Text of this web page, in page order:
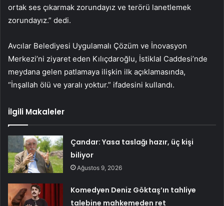
ortak ses çıkarmak zorundayız ve terörü lanetlemek
zorundayız.” dedi.
Avcılar Belediyesi Uygulamalı Çözüm ve İnovasyon
Merkezi’ni ziyaret eden Kılıçdaroğlu, İstiklal Caddesi’nde
meydana gelen patlamaya ilişkin ilk açıklamasında,
“İnşallah ölü ve yaralı yoktur.” ifadesini kullandı.
İlgili Makaleler
Çandar: Yasa taslağı hazır, üç kişi
biliyor
Ağustos 9, 2026
Komedyen Deniz Göktaş’ın tahliye
talebine mahkemeden ret